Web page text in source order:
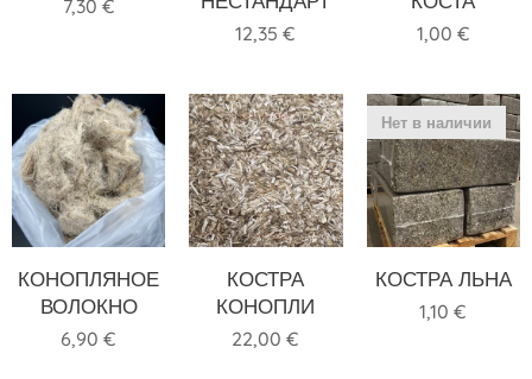
7,30 €
12,35 € 1,00 €
КОНОПЛЯНОЕ
ВОЛОКНО
6,90 €
КОСТРА
КОНОПЛИ
22,00 €
КОСТРА ЛЬНА
Нет в наличии
1,10 €